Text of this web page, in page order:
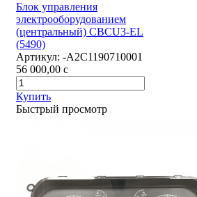
Блок управления
электрооборудованием
(центральный) CBCU3-EL
(5490)
Артикул: -А2С1190710001
56 000,00 c
Купить
Быстрый просмотр